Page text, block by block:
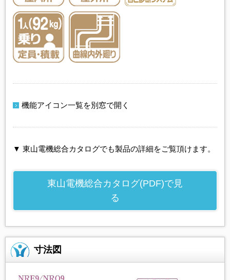
機能アイコン一覧を別窓で開く
▼ 東山電機総合カタログでも製品の詳細をご覧頂けます。
東山電機総合カタログ(PDF)で見
る
寸法図